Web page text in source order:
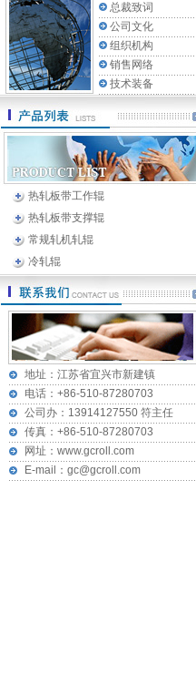
总裁致词
公司文化
组织机构
销售网络
技术装备
热轧板带工作辊
热轧板带支撑辊
常规轧机轧辊
冷轧辊
地址：江苏省宜兴市新建镇
电话：+86-510-87280703
公司办：13914127550 符主任
传真：+86-510-87280703
网址：www.gcroll.com
E-mail：gc@gcroll.com